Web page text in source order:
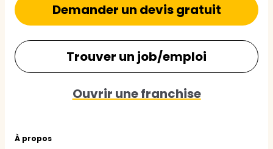
À propos
Demander un devis gratuit
Trouver un job/emploi
Ouvrir une franchise